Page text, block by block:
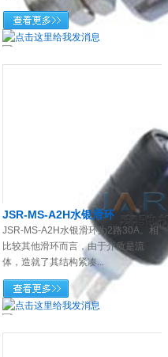
JSR-MS-A2H水银滑环
JSR-MS-A2H水银滑环为2路30A。相
比较其他滑环而言，由于介质是流
体，造就了其结构紧凑...